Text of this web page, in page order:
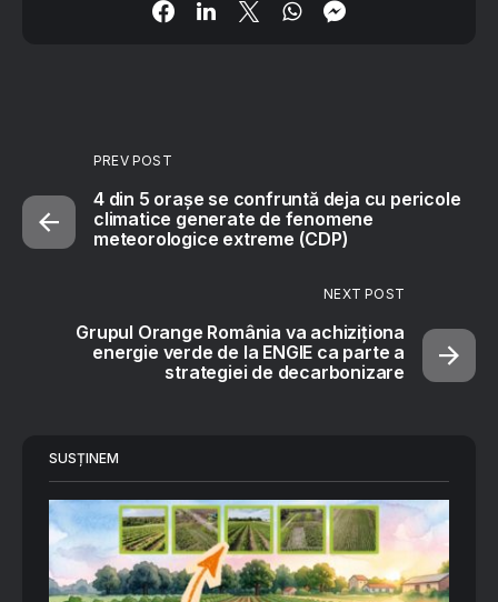
PREV POST
4 din 5 orașe se confruntă deja cu pericole
climatice generate de fenomene
meteorologice extreme (CDP)
NEXT POST
Grupul Orange România va achiziționa
energie verde de la ENGIE ca parte a
strategiei de decarbonizare
SUSȚINEM